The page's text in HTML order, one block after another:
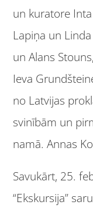
un kuratore
Lapiņa un
un Alans
Ieva
no Latvijas
svinībām un
namā. Annas
Savukārt, 25.
“Ekskursija”